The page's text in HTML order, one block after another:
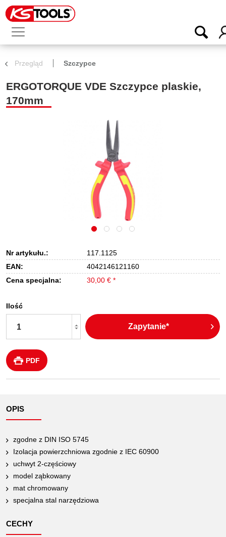
Przegląd Szczypce
ERGOTORQUE VDE Szczypce plaskie,
170mm
Nr artykułu.:
117.1125
EAN:
4042146121160
Cena specjalna:
30,00 € *
Ilość
Zapytanie*
PDF
OPIS
zgodne z DIN ISO 5745
Izolacja powierzchniowa zgodnie z IEC 60900
uchwyt 2-częściowy
model ząbkowany
mat chromowany
specjalna stal narzędziowa
CECHY